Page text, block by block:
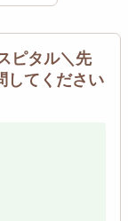
ピタル＼先
してください